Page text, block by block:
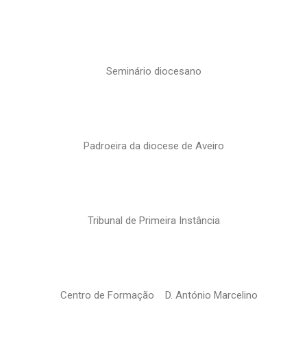
Seminário diocesano
Padroeira da diocese de Aveiro
Tribunal de Primeira Instância
Centro de Formação D. António Marcelino